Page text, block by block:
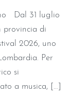
Dal 31 luglio
provincia di
2026, uno
Per
si
a musica, […]